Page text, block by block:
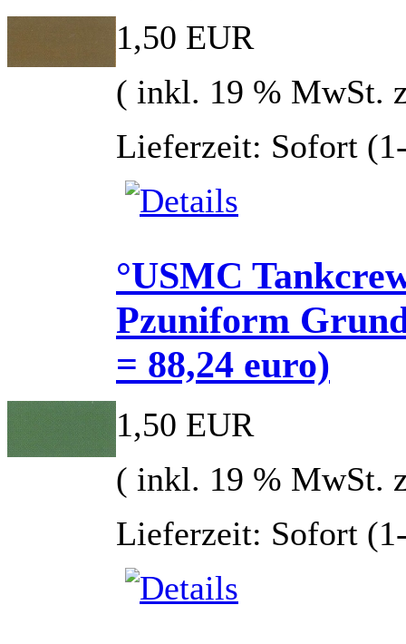
1,50 EUR
( inkl. 19 % MwSt.
Lieferzeit: Sofort
°USMC
Pzuniform
= 88,24 euro)
1,50 EUR
( inkl. 19 % MwSt.
Lieferzeit: Sofort